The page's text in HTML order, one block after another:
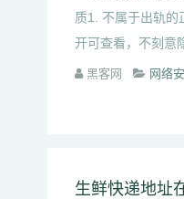
质1. 不属于出轨的
开可查看，不刻意
黑客网 网络
生鲜快递地址